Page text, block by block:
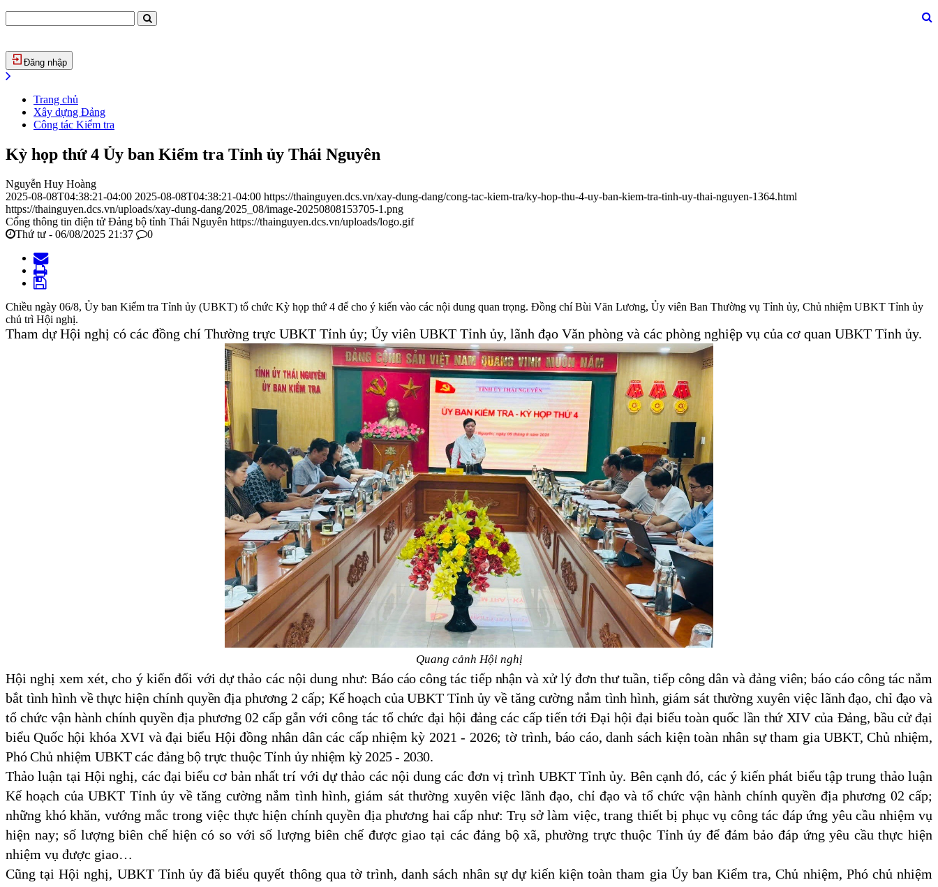
Đăng nhập
Trang chủ
Xây dựng Đảng
Công tác Kiểm tra
Kỳ họp thứ 4 Ủy ban Kiểm tra Tỉnh ủy Thái Nguyên
Nguyễn Huy Hoàng
2025-08-08T04:38:21-04:00 2025-08-08T04:38:21-04:00 https://thainguyen.dcs.vn/xay-dung-dang/cong-tac-kiem-tra/ky-hop-thu-4-uy-ban-kiem-tra-tinh-uy-thai-nguyen-1364.html
https://thainguyen.dcs.vn/uploads/xay-dung-dang/2025_08/image-20250808153705-1.png
Cổng thông tin điện tử Đảng bộ tỉnh Thái Nguyên https://thainguyen.dcs.vn/uploads/logo.gif
Thứ tư - 06/08/2025 21:37
0
Chiều ngày 06/8, Ủy ban Kiểm tra Tỉnh ủy (UBKT) tổ chức Kỳ họp thứ 4 để cho ý kiến vào các nội dung quan trọng. Đồng chí Bùi Văn Lương, Ủy viên Ban Thường vụ Tỉnh ủy, Chủ nhiệm UBKT Tỉnh ủy
chủ trì Hội nghị.
Tham dự Hội nghị có các đồng chí Thường trực UBKT Tỉnh ủy; Ủy viên UBKT Tỉnh ủy, lãnh đạo Văn phòng và các phòng nghiệp vụ của cơ quan UBKT Tỉnh ủy.
Quang cảnh Hội nghị
Hội nghị xem xét, cho ý kiến đối với dự thảo các nội dung như: Báo cáo công tác tiếp nhận và xử lý đơn thư tuần, tiếp công dân và đảng viên; báo cáo công tác nắm
bắt tình hình về thực hiện chính quyền địa phương 2 cấp; Kế hoạch của UBKT Tỉnh ủy về tăng cường nắm tình hình, giám sát thường xuyên việc lãnh đạo, chỉ đạo và
tổ chức vận hành chính quyền địa phương 02 cấp gắn với công tác tổ chức đại hội đảng các cấp tiến tới Đại hội đại biểu toàn quốc lần thứ XIV của Đảng, bầu cử đại
biểu Quốc hội khóa XVI và đại biểu Hội đồng nhân dân các cấp nhiệm kỳ 2021 - 2026; tờ trình, báo cáo, danh sách kiện toàn nhân sự tham gia UBKT, Chủ nhiệm,
Phó Chủ nhiệm UBKT các đảng bộ trực thuộc Tỉnh ủynhiệm kỳ 2025 - 2030.
Thảo luận tại Hội nghị, các đại biểu cơ bản nhất trí với dự thảo các nội dung các đơn vị trình UBKT Tỉnh ủy. Bên cạnh đó, các ý kiến phát biểu tập trung thảo luận
Kế hoạch của UBKT Tỉnh ủy về tăng cường nắm tình hình, giám sát thường xuyên việc lãnh đạo, chỉ đạo và tổ chức vận hành chính quyền địa phương 02 cấp;
những khó khăn, vướng mắc trong việc thực hiện chính quyền địa phương hai cấp như: Trụ sở làm việc, trang thiết bị phục vụ công tác đáp ứng yêu cầu nhiệm vụ
hiện nay; số lượng biên chế hiện có so với số lượng biên chế được giao tại các đảng bộ xã, phường trực thuộc Tỉnh ủy để đảm bảo đáp ứng yêu cầu thực hiện
nhiệm vụ được giao…
Cũng tại Hội nghị, UBKT Tỉnh ủy đã biểu quyết thông qua tờ trình, danh sách nhân sự dự kiến kiện toàn tham gia Ủy ban Kiểm tra, Chủ nhiệm, Phó chủ nhiệm